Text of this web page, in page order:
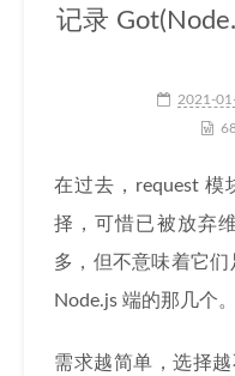
记录
2021-
在过去，request 模
择，可惜已被放弃
多，但不意味着它
Node.js 端的那几个。
需求越简单，选择